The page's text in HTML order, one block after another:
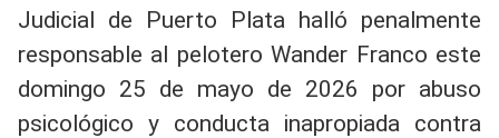
Judicial de Puerto Plata halló penalmente
responsable al pelotero Wander Franco este
domingo 25 de mayo de 2026 por abuso
psicológico y conducta inapropiada contra